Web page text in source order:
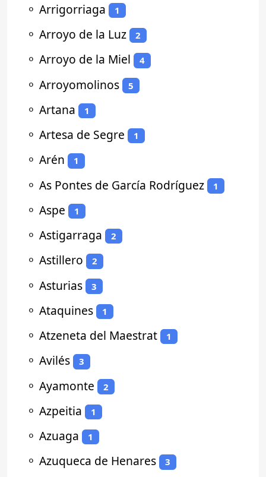
⚬ Arrigorriaga 1
⚬ Arroyo de la Luz 2
⚬ Arroyo de la Miel 4
⚬ Arroyomolinos 5
⚬ Artana 1
⚬ Artesa de Segre 1
⚬ Arén 1
⚬ As Pontes de García Rodríguez 1
⚬ Aspe 1
⚬ Astigarraga 2
⚬ Astillero 2
⚬ Asturias 3
⚬ Ataquines 1
⚬ Atzeneta del Maestrat 1
⚬ Avilés 3
⚬ Ayamonte 2
⚬ Azpeitia 1
⚬ Azuaga 1
⚬ Azuqueca de Henares 3